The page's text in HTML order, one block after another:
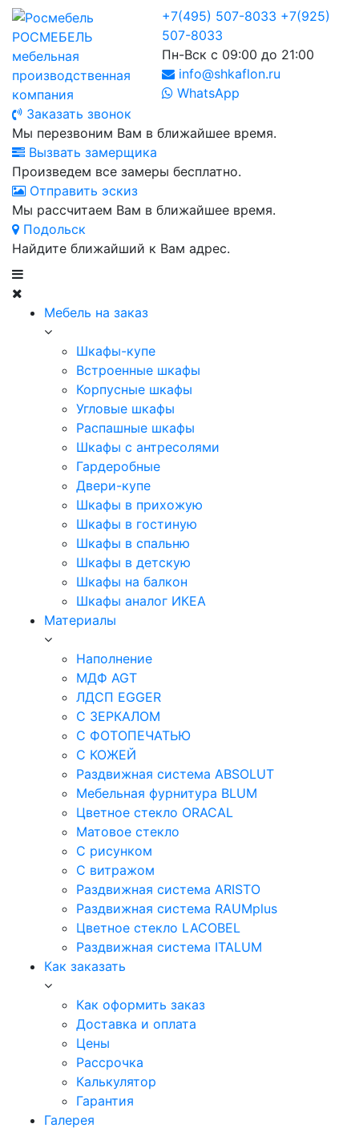
РОСМЕБЕЛЬ
мебельная
производственная
компания
+7(495) 507-8033 +7(925)
507-8033
Пн-Вск с 09:00 до 21:00
info@shkaflon.ru
WhatsApp
Заказать звонок
Мы перезвоним Вам в ближайшее время.
Вызвать замерщика
Произведем все замеры бесплатно.
Отправить эскиз
Мы рассчитаем Вам в ближайшее время.
Подольск
Найдите ближайший к Вам адрес.
Мебель на заказ
Шкафы-купе
Встроенные шкафы
Корпусные шкафы
Угловые шкафы
Распашные шкафы
Шкафы с антресолями
Гардеробные
Двери-купе
Шкафы в прихожую
Шкафы в гостиную
Шкафы в спальню
Шкафы в детскую
Шкафы на балкон
Шкафы аналог ИКЕА
Материалы
Наполнение
МДФ AGT
ЛДСП EGGER
С ЗЕРКАЛОМ
С ФОТОПЕЧАТЬЮ
С КОЖЕЙ
Раздвижная система ABSOLUT
Мебельная фурнитура BLUM
Цветное стекло ORACAL
Матовое стекло
C рисунком
C витражом
Раздвижная система ARISTO
Раздвижная система RAUMplus
Цветное стекло LACOBEL
Раздвижная система ITALUM
Как заказать
Как оформить заказ
Доставка и оплата
Цены
Рассрочка
Калькулятор
Гарантия
Галерея